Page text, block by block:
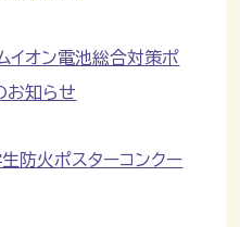
イオン電池総合対策ポ
お知らせ
防火ポスターコンクー